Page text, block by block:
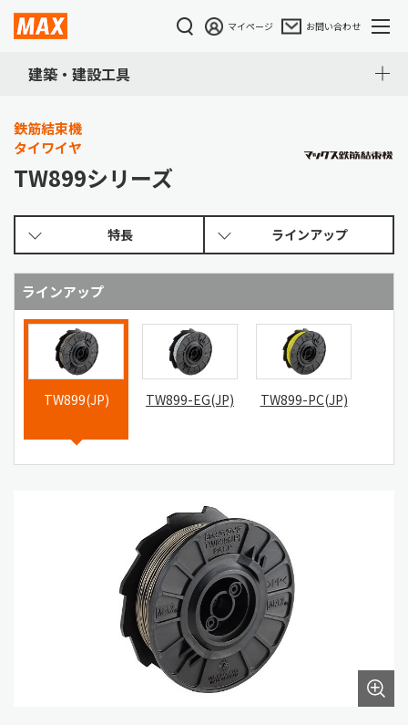
マイページ お問い合わせ
建築・建設工具
鉄筋結束機
タイワイヤ
TW899シリーズ
特長 ラインアップ
ラインアップ
TW899(JP) TW899-EG(JP) TW899-PC(JP)